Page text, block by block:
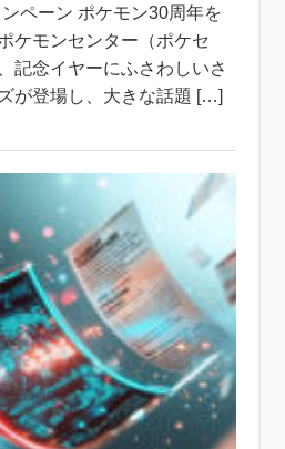
ペーン ポケモン30周年を
ケモンセンター（ポケセ
記念イヤーにふさわしいさ
が登場し、大きな話題 […]